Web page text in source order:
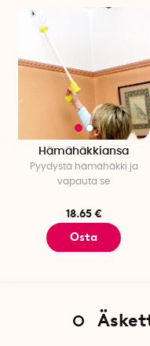
Hämähäkkiansa
Pyydystä hämähäkki ja
vapauta se
18.65 €
Osta